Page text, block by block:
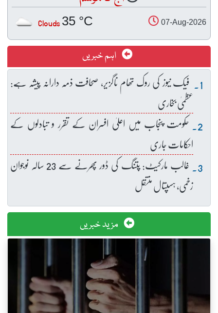
07-Aug-2026
35 °C
Clouds
اہم خبریں
فیک نیوز کی روک تھام ناگزیر، صحافت ذمہ دارانہ پیشہ ہے:
عظمیٰ بخاری
حکومت پنجاب میں اعلیٰ افسران کے تقرر و تبادلوں کے
احکامات جاری
غالب مارکیٹ: پتنگ کی ڈور پھرنے سے 23 سالہ نوجوان
زخمی، ہسپتال منتقل
مزید خبریں